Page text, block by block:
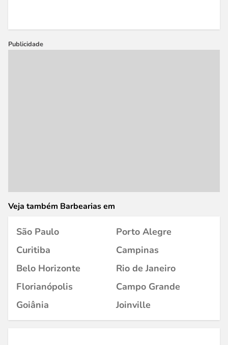
Publicidade
Veja também Barbearias em
São Paulo
Porto Alegre
Curitiba
Campinas
Belo Horizonte
Rio de Janeiro
Florianópolis
Campo Grande
Goiânia
Joinville